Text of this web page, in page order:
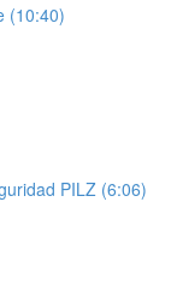
(10:40)
PILZ (6:06)